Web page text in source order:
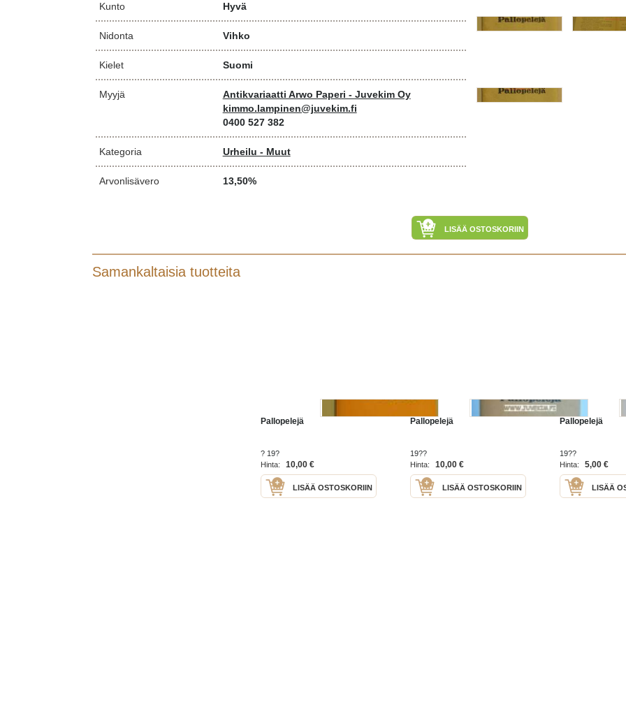
Kunto Hyvä
Nidonta Vihko
Kielet Suomi
Myyjä
Antikvariaatti Arwo Paperi - Juvekim Oy
kimmo.lampinen@juvekim.fi
0400 527 382
Kategoria Urheilu - Muut
Arvonlisävero 13,50%
LISÄÄ OSTOSKORIIN
Samankaltaisia tuotteita
Pallopelejä
? 19?
Hinta:
10,00 €
LISÄÄ OSTOSKORIIN
Pallopelejä
19??
Hinta:
10,00 €
LISÄÄ OSTOSKORIIN
Pallopelejä
19??
Hinta:
5,00 €
LISÄÄ